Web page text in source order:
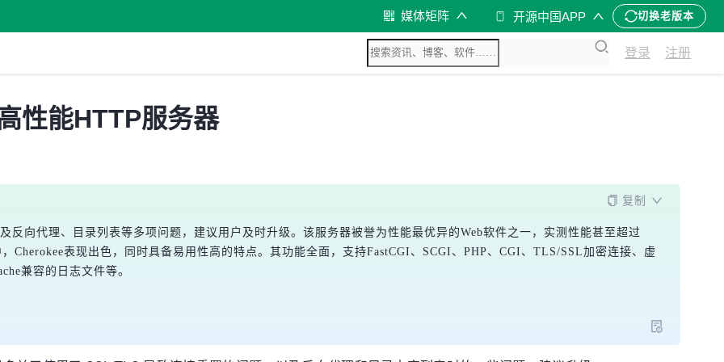
媒体矩阵 开源中国APP 切换老版本
登录 注册
性能HTTP服务器
复制
反向代理、目录列表等多项问题，建议用户及时升级。该服务器被誉为性能最优异的Web软件之一，实测性能甚至超过
Cherokee表现出色，同时具备易用性高的特点。其功能全面，支持FastCGI、SCGI、PHP、CGI、TLS/SSL加密连接、虚
兼容的日志文件等。